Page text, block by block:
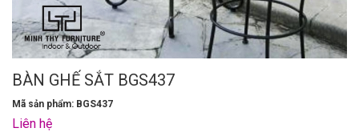
BÀN GHẾ SẮT BGS437
Mã sản phẩm: BGS437
Liên hệ